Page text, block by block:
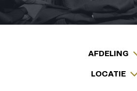
AFDELING
LOCATIE